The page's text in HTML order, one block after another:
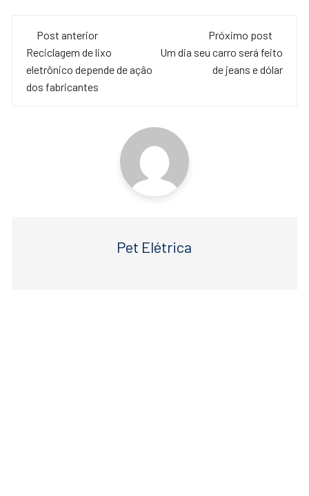
e
b
o
er s
A
p
Navegação
de
post
Post anterior
Reciclagem de lixo
eletrônico depende de ação
dos fabricantes
Próximo post
Um dia seu carro será feito
de jeans e dólar
Pet Elétrica